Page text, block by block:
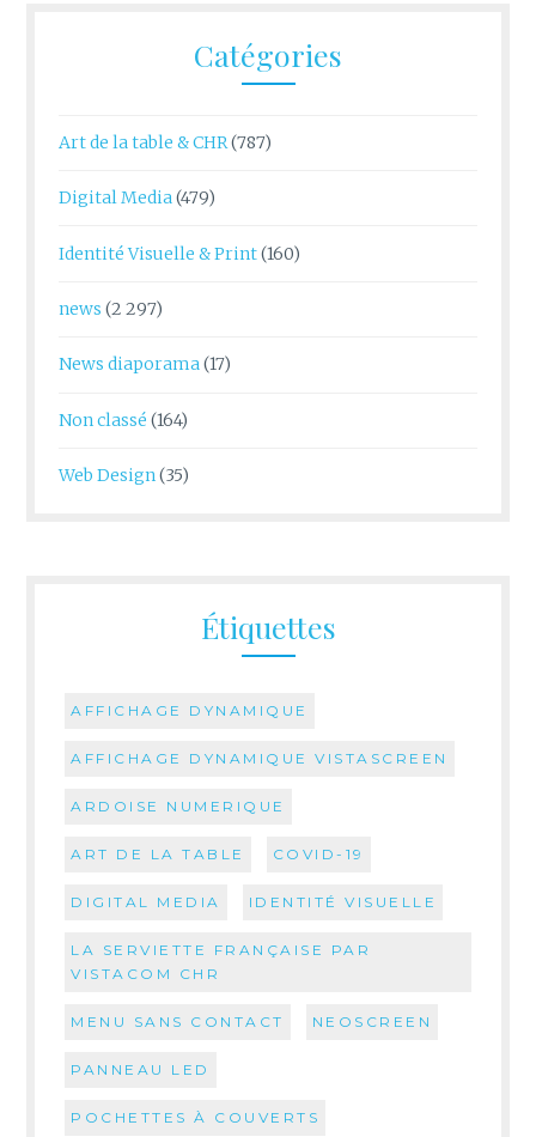
Catégories
Art de la table & CHR(787)
Digital Media(479)
Identité Visuelle & Print(160)
news (2 297)
News diaporama(17)
Non classé (164)
Web Design(35)
Étiquettes
AFFICHAGE DYNAMIQUE
AFFICHAGE DYNAMIQUE VISTASCREEN
ARDOISE NUMERIQUE
ART DE LA TABLE COVID-19
DIGITAL MEDIA IDENTITÉ VISUELLE
LA SERVIETTE FRANÇAISE PAR
VISTACOM CHR
MENU SANS CONTACT NEOSCREEN
PANNEAU LED
POCHETTES À COUVERTS